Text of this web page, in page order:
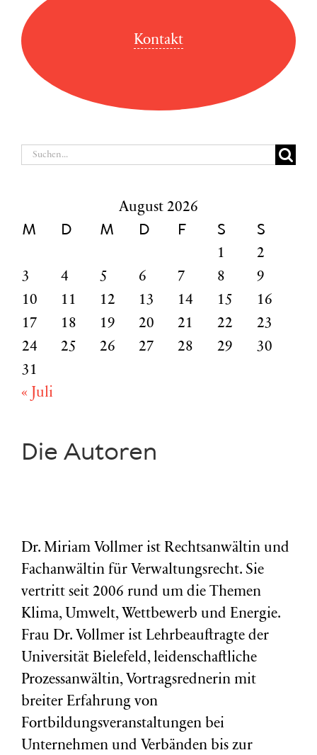
Kontakt
Suche
August 2026
M D M D F S S
1
2
3
4 5 6 7 8
9
10
11 12 13 14 15
16
17
18 19 20 21 22
23
24
25 26 27 28 29
30
31
« Juli
Die Autoren
Dr. Miriam Vollmer ist Rechtsanwältin und
Fachanwältin für Verwaltungsrecht. Sie
vertritt seit 2006 rund um die Themen
Klima, Umwelt, Wettbewerb und Energie.
Frau Dr. Vollmer ist Lehrbeauftragte der
Universität Bielefeld, leidenschaftliche
Prozessanwältin, Vortragsrednerin mit
breiter Erfahrung von
Fortbildungsveranstaltungen bei
Unternehmen und Verbänden bis zur